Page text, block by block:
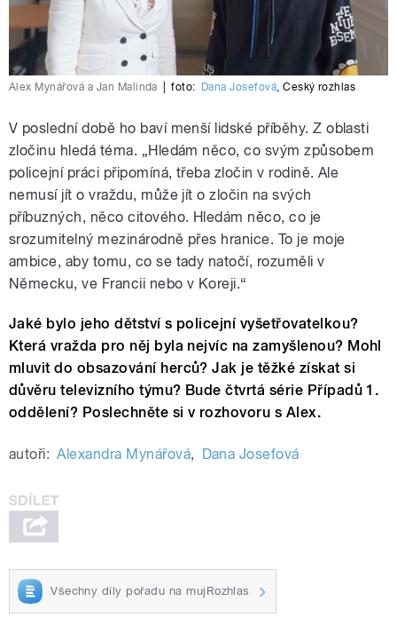
Alex Mynářová a Jan Malinda foto: Dana Josefová,Český rozhlas
V poslední době ho baví menší lidské příběhy. Z oblasti
zločinu hledá téma. „Hledám něco, co svým způsobem
policejní práci připomíná, třeba zločin v rodině. Ale
nemusí jít o vraždu, může jít o zločin na svých
příbuzných, něco citového. Hledám něco, co je
srozumitelný mezinárodně přes hranice. To je moje
ambice, aby tomu, co se tady natočí, rozuměli v
Německu, ve Francii nebo v Koreji.“
Jaké bylo jeho dětství s policejní vyšetřovatelkou?
Která vražda pro něj byla nejvíc na zamyšlenou? Mohl
mluvit do obsazování herců? Jak je těžké získat si
důvěru televizního týmu? Bude čtvrtá série Případů 1.
oddělení? Poslechněte si v rozhovoru s Alex.
autoři: Alexandra Mynářová, Dana Josefová
Všechny díly pořadu na mujRozhlas